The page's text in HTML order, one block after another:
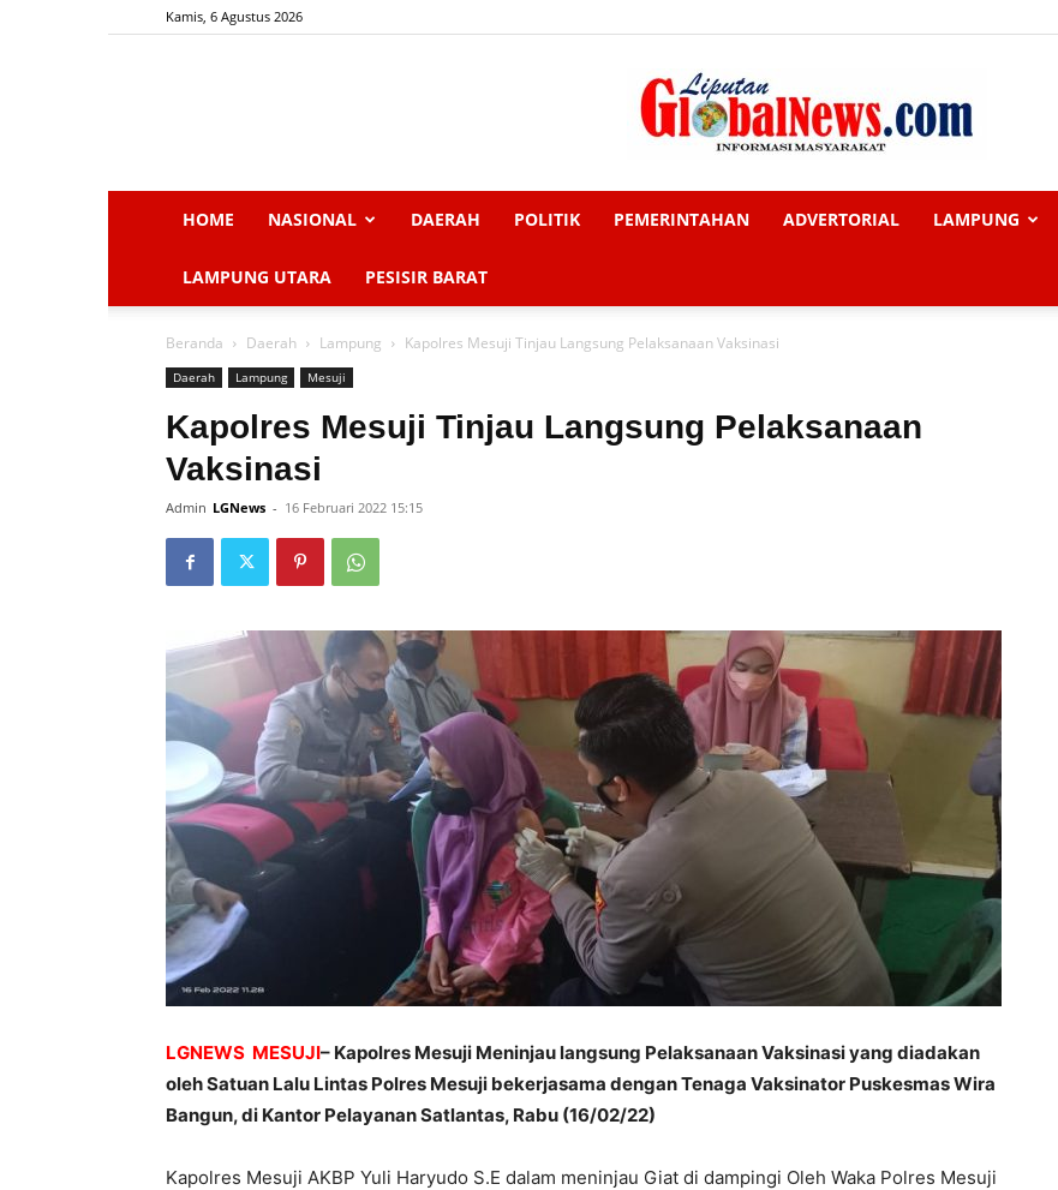
Kamis, 6 Agustus 2026
HOME NASIONAL DAERAH POLITIK PEMERINTAHAN ADVERTORIAL LAMPUNG
LAMPUNG UTARA PESISIR BARAT
Beranda Daerah Lampung Kapolres Mesuji Tinjau Langsung Pelaksanaan Vaksinasi
Daerah Lampung Mesuji
Kapolres Mesuji Tinjau Langsung Pelaksanaan
Vaksinasi
Admin LGNews - 16 Februari 2022 15:15
LGNEWS MESUJI– Kapolres Mesuji Meninjau langsung Pelaksanaan Vaksinasi yang diadakan
oleh Satuan Lalu Lintas Polres Mesuji bekerjasama dengan Tenaga Vaksinator Puskesmas Wira
Bangun, di Kantor Pelayanan Satlantas, Rabu (16/02/22)
Kapolres Mesuji AKBP Yuli Haryudo S.E dalam meninjau Giat di dampingi Oleh Waka Polres Mesuji